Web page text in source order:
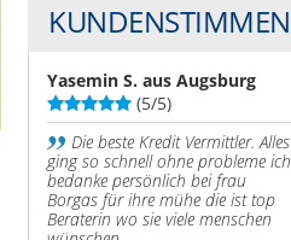
KUNDENSTIMMEN
Yasemin S. aus Augsburg
(5/5)
Die beste Kredit Vermittler. Alles
ging so schnell ohne probleme ich
bedanke persönlich bei frau
Borgas für ihre mühe die ist top
Beraterin wo sie viele menschen